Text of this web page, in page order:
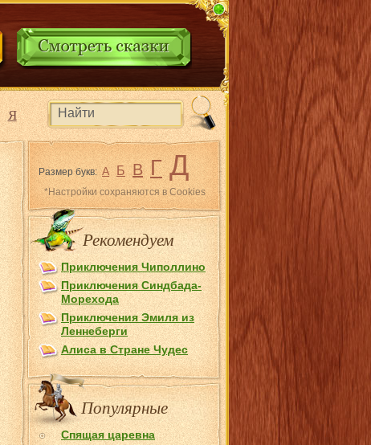
Я
Размер букв: А Б В Г Д
*Настройки сохраняются в Cookies
Рекомендуем
Приключения Чиполлино
Приключения Синдбада-
Морехода
Приключения Эмиля из
Лeннеберги
Алиса в Стране Чудес
Популярные
Спящая царевна